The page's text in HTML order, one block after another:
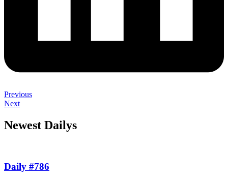
Previous
Next
Newest Dailys
Daily #786